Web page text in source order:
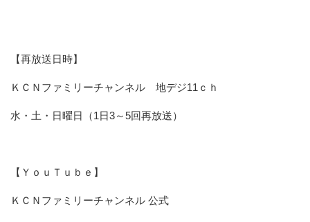
【再放送日時】
ＫＣＮファミリーチャンネル 地デジ11ｃｈ
水・土・日曜日（1日3～5回再放送）
【ＹｏｕＴｕｂｅ】
ＫＣＮファミリーチャンネル 公式